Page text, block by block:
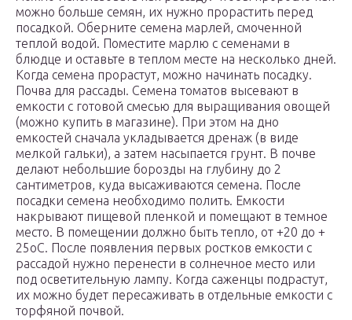
можно больше семян, их нужно прорастить перед
посадкой. Оберните семена марлей, смоченной
теплой водой. Поместите марлю с семенами в
блюдце и оставьте в теплом месте на несколько дней.
Когда семена прорастут, можно начинать посадку.
Почва для рассады. Семена томатов высевают в
емкости с готовой смесью для выращивания овощей
(можно купить в магазине). При этом на дно
емкостей сначала укладывается дренаж (в виде
мелкой гальки), а затем насыпается грунт. В почве
делают небольшие борозды на глубину до 2
сантиметров, куда высаживаются семена. После
посадки семена необходимо полить. Емкости
накрывают пищевой пленкой и помещают в темное
место. В помещении должно быть тепло, от +20 до +
25oC. После появления первых ростков емкости с
рассадой нужно перенести в солнечное место или
под осветительную лампу. Когда саженцы подрастут,
их можно будет пересаживать в отдельные емкости с
торфяной почвой.